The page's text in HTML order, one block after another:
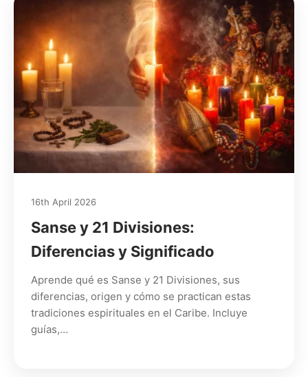
16th April 2026
Sanse y 21 Divisiones:
Diferencias y Significado
Aprende qué es Sanse y 21 Divisiones, sus
diferencias, origen y cómo se practican estas
tradiciones espirituales en el Caribe. Incluye
guías,…